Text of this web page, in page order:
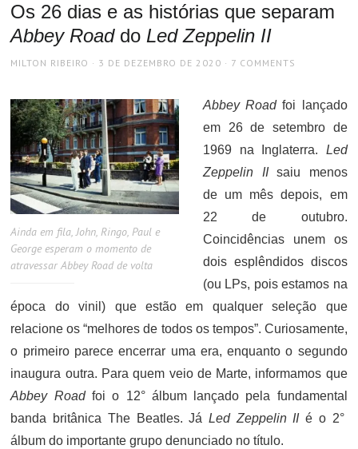
Os 26 dias e as histórias que separam
Abbey Roaddo Led Zeppelin II
AUTHOR
MILTON RIBEIRO
POSTED
3 DE DEZEMBRO DE 2020 7 COMMENTS
Ainda em fila, John, Ringo, Paul e
George esperam o momento de
atravessar Abbey Road de volta
Abbey Roadfoi lançado
em 26 de setembro de
1969 na Inglaterra. Led
Zeppelin IIsaiu menos
de um mês depois, em
22 de outubro.
Coincidências unem os
dois esplêndidos discos
(ou LPs, pois estamos na
época do vinil) que estão em qualquer seleção que
relacione os “melhores de todos os tempos”. Curiosamente,
o primeiro parece encerrar uma era, enquanto o segundo
inaugura outra. Para quem veio de Marte, informamos que
Abbey Roadfoi o 12° álbum lançado pela fundamental
banda britânica The Beatles. Já Led Zeppelin IIé o 2°
álbum do importante grupo denunciado no título.